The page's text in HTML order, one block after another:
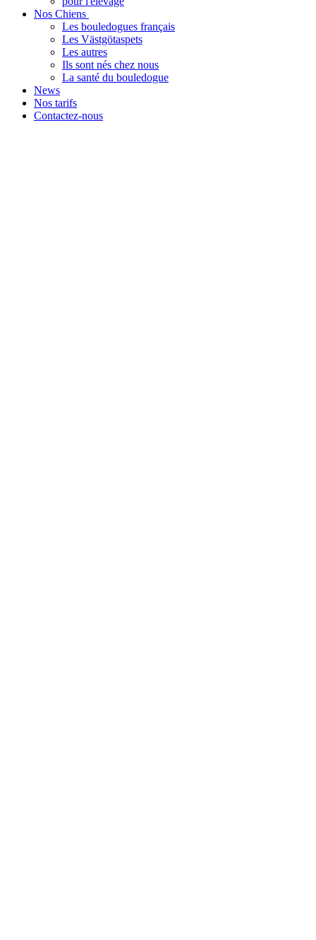
Nos Chiens
Les bouledogues français
Les Västgötaspets
Les autres
Ils sont nés chez nous
La santé du bouledogue
News
Nos tarifs
Contactez-nous